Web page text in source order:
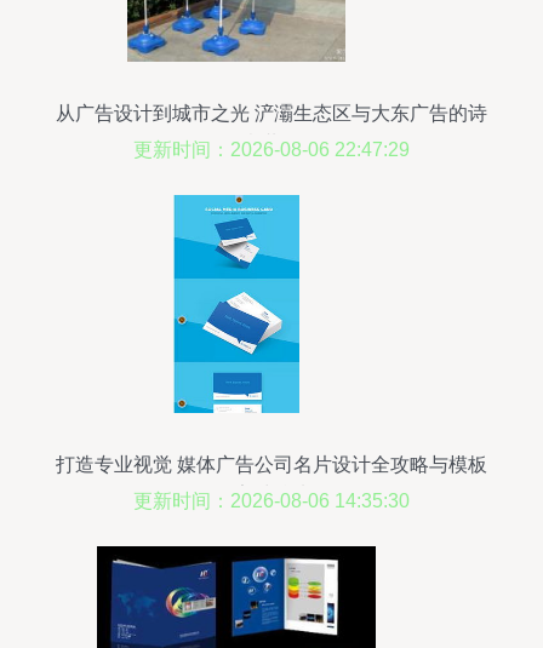
从广告设计到城市之光 浐灞生态区与大东广告的诗
意共振
更新时间：2026-08-06 22:47:29
打造专业视觉 媒体广告公司名片设计全攻略与模板
素材精选
更新时间：2026-08-06 14:35:30